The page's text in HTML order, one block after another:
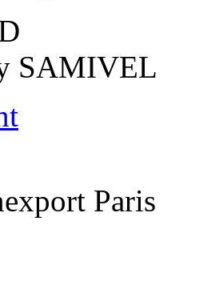
SAMIVEL
Paris